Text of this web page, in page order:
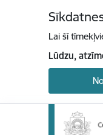
Lai šī
Lūdzu,